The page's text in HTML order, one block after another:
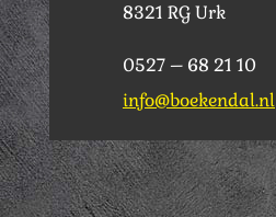
8321 RG Urk
0527 – 68 21 10
info@boekendal.nl